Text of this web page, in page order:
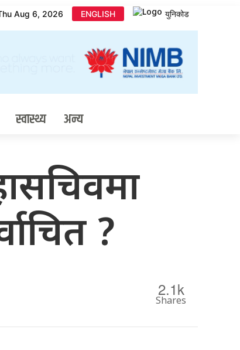
Thu Aug 6, 2026 ENGLISH युनिकोड
स्वास्थ्य अन्य
?
2.1k
Shares